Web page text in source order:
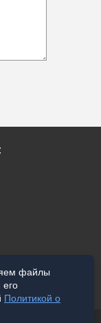
файлы
его
Политикой о